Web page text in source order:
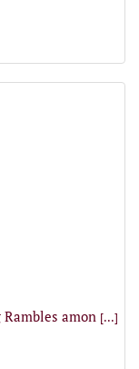
Rambles amon [...]